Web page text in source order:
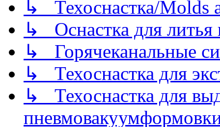
↳ Техоснастка/Molds
↳ Оснастка для литья
↳ Горячеканальные
↳ Техоснастка для
↳ Техоснастка для